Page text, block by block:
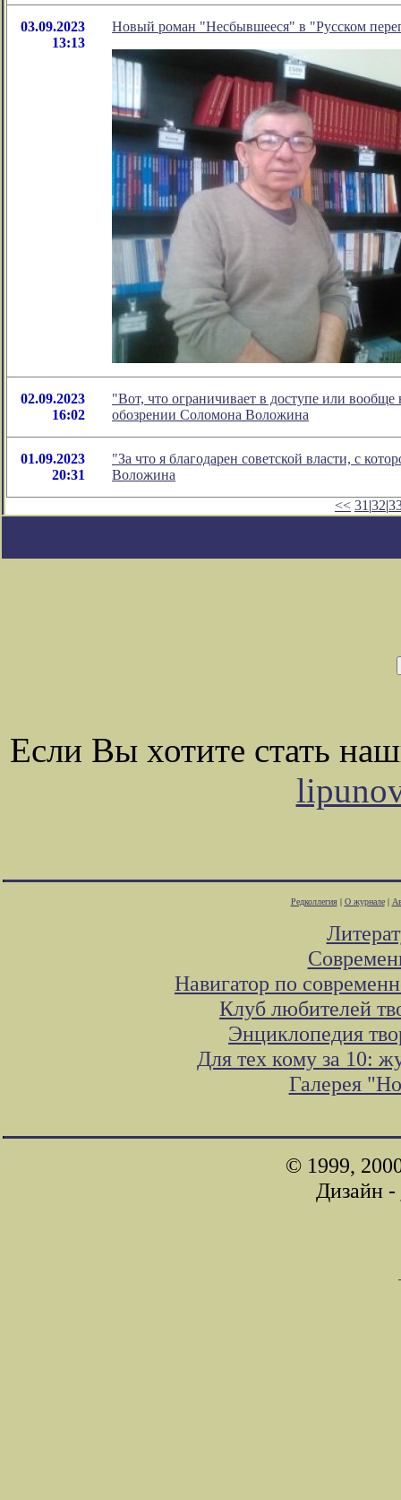
03.09.2023
13:13
Новый роман "Несбывшееся" в "Русском
02.09.2023
16:02
"Вот, что ограничивает в доступе или
обозрении Соломона Воложина
01.09.2023
20:31
"За что я благодарен советской власти, с
Воложина
<< 31 |32|
Если Вы хотите стать
Редколлегия| О журнале|
Навигатор по
Клуб любителей
Энциклопедия
Для тех кому за 10:
Галерея
© 1999,
Дизайн -